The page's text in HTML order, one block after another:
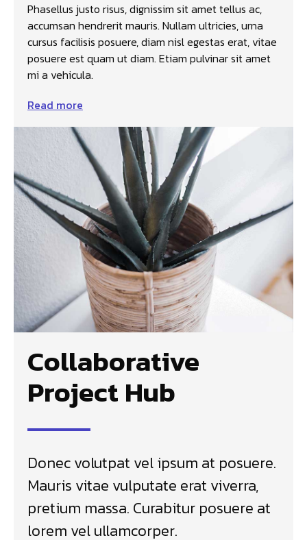
Phasellus justo risus, dignissim sit amet tellus ac,
accumsan hendrerit mauris. Nullam ultricies, urna
cursus facilisis posuere, diam nisl egestas erat, vitae
posuere est quam ut diam. Etiam pulvinar sit amet
mi a vehicula.
Read more
Collaborative
Project Hub
Donec volutpat vel ipsum at posuere.
Mauris vitae vulputate erat viverra,
pretium massa. Curabitur posuere at
lorem vel ullamcorper.